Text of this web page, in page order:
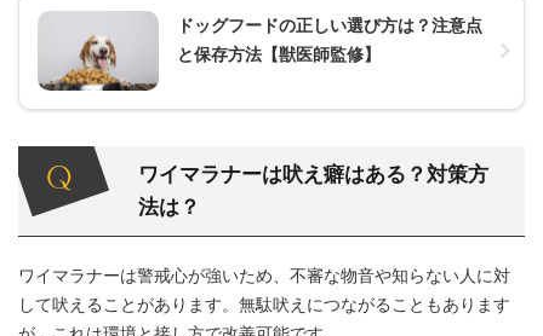
ドッグフードの正しい選び方は？注意点
と保存方法【獣医師監修】
ワイマラナーは吠え癖はある？対策方
法は？
ワイマラナーは警戒心が強いため、不審な物音や知らない人に対
して吠えることがあります。無駄吠えにつながることもあります